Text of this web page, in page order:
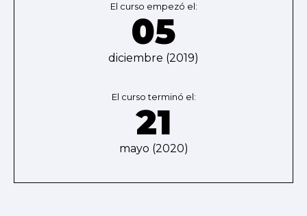
El curso empezó el:
05
diciembre (2019)
El curso terminó el:
21
mayo (2020)